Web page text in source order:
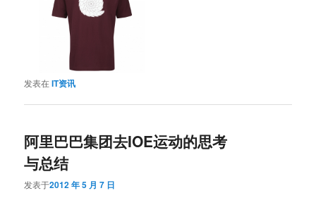
发表在IT资讯
阿里巴巴集团去IOE运动的思考
与总结
发表于2012 年 5 月 7 日